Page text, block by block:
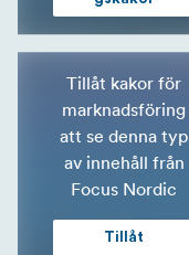
Tillåt kakor för
marknadsföring
att se denna typ
av innehåll från
Focus Nordic
Tillåt